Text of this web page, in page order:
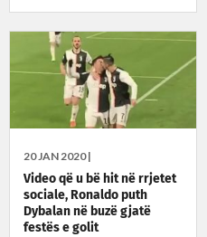
20 JAN 2020 |
Video që u bë hit në rrjetet
sociale, Ronaldo puth
Dybalan në buzë gjatë
festës e golit